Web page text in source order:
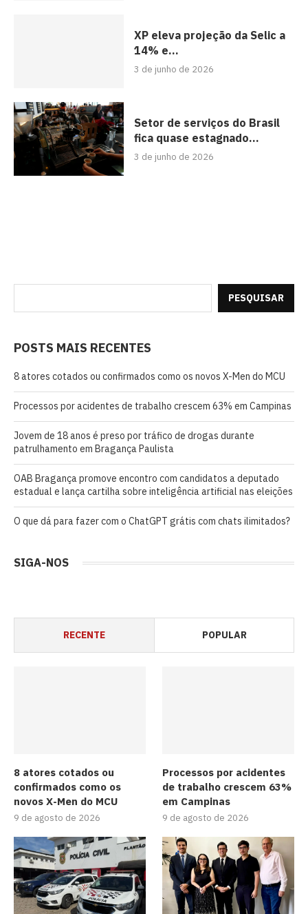
XP eleva projeção da Selic a
14% e...
3 de junho de 2026
Setor de serviços do Brasil
fica quase estagnado...
3 de junho de 2026
PESQUISAR
POSTS MAIS RECENTES
8 atores cotados ou confirmados como os novos X-Men do MCU
Processos por acidentes de trabalho crescem 63% em Campinas
Jovem de 18 anos é preso por tráfico de drogas durante
patrulhamento em Bragança Paulista
OAB Bragança promove encontro com candidatos a deputado
estadual e lança cartilha sobre inteligência artificial nas eleições
O que dá para fazer com o ChatGPT grátis com chats ilimitados?
SIGA-NOS
RECENTE POPULAR
8 atores cotados ou
confirmados como os
novos X-Men do MCU
9 de agosto de 2026
Processos por acidentes
de trabalho crescem 63%
em Campinas
9 de agosto de 2026